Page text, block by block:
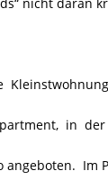
in der
angeboten.